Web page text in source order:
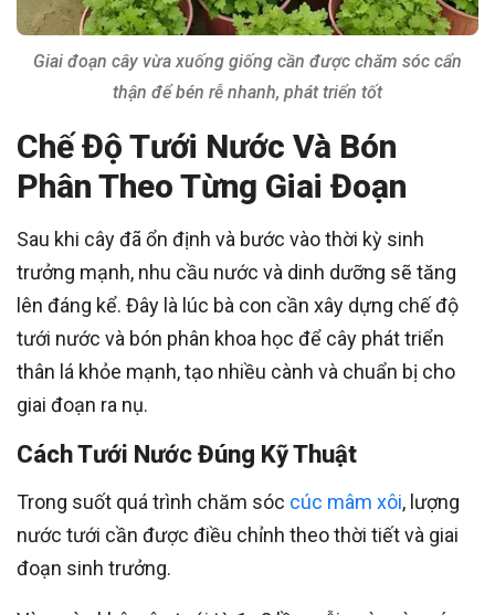
Giai đoạn cây vừa xuống giống cần được chăm sóc cẩn
thận để bén rễ nhanh, phát triển tốt
Chế Độ Tưới Nước Và Bón
Phân Theo Từng Giai Đoạn
Sau khi cây đã ổn định và bước vào thời kỳ sinh
trưởng mạnh, nhu cầu nước và dinh dưỡng sẽ tăng
lên đáng kể. Đây là lúc bà con cần xây dựng chế độ
tưới nước và bón phân khoa học để cây phát triển
thân lá khỏe mạnh, tạo nhiều cành và chuẩn bị cho
giai đoạn ra nụ.
Cách Tưới Nước Đúng Kỹ Thuật
Trong suốt quá trình chăm sóc cúc mâm xôi, lượng
nước tưới cần được điều chỉnh theo thời tiết và giai
đoạn sinh trưởng.